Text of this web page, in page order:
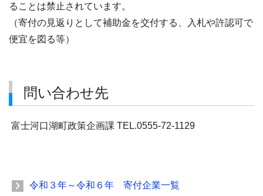
ることは禁止されています。
（寄付の見返りとして補助金を交付する、入札や許認可で
便宜を図る等）
問い合わせ先
富士河口湖町政策企画課 TEL.0555-72-1129
令和３年～令和６年 寄付企業一覧